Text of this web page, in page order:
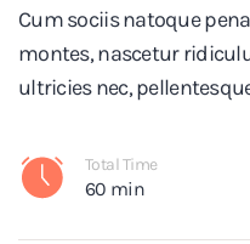
Cum sociis natoque
montes, nascetur
ultricies nec,
Total Time
60 min